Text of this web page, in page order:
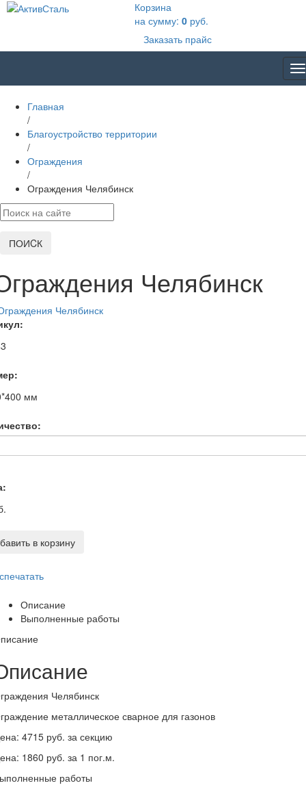
Корзина
на сумму: 0руб.
Заказать прайс
Главная
/
Благоустройство территории
/
Ограждения
/
Ограждения Челябинск
ПОИCК
Челябинск
мм
в корзину
Описание
Выполненные работы
Челябинск
металлическое сварное для газонов
4715 руб. за секцию
1860 руб. за 1 пог.м.
работы